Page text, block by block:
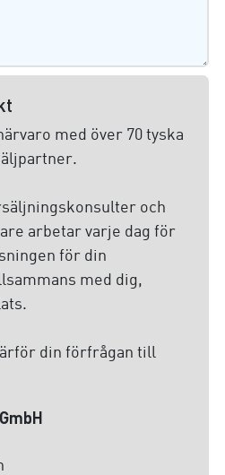
med över 70 tyska
och
arbetar varje dag för
för din
med dig,
din förfrågan till